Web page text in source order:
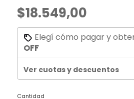
$18.549,00
Elegí cómo pagar y
OFF
Ver cuotas y descuentos
Cantidad